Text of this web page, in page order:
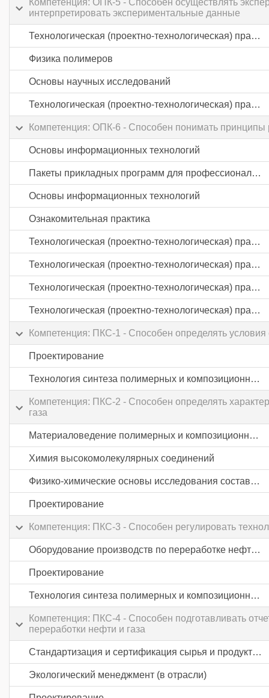
Компетенция: ОПК-5 - Способен осуществлять
интерпретировать экспериментальные данные
Технологическая (проектно-технологическая) практика
Физика полимеров
Основы научных исследований
Технологическая (проектно-технологическая) практика
Компетенция: ОПК-6 - Способен понимать
Основы информационных технологий
Пакеты прикладных программ для профессиональной деятельности
Основы информационных технологий
Ознакомительная практика
Технологическая (проектно-технологическая) практика
Технологическая (проектно-технологическая) практика
Технологическая (проектно-технологическая) практика
Технологическая (проектно-технологическая) практика
Компетенция: ПКС-1 - Способен определять
Проектирование
Технология синтеза полимерных и композиционных материалов
Компетенция: ПКС-2 - Способен определять
газа
Материаловедение полимерных и композиционных материалов
Химия высокомолекулярных соединений
Физико-химические основы исследования состава и свойств нефтехимического сырья и полимерных материалов
Проектирование
Компетенция: ПКС-3 - Способен регулировать
Оборудование производств по переработке нефти и синтезу полимеров
Проектирование
Технология синтеза полимерных и композиционных материалов
Компетенция: ПКС-4 - Способен подготавливать
переработки нефти и газа
Стандартизация и сертификация сырья и продуктов нефтехимического производства
Экологический менеджмент (в отрасли)